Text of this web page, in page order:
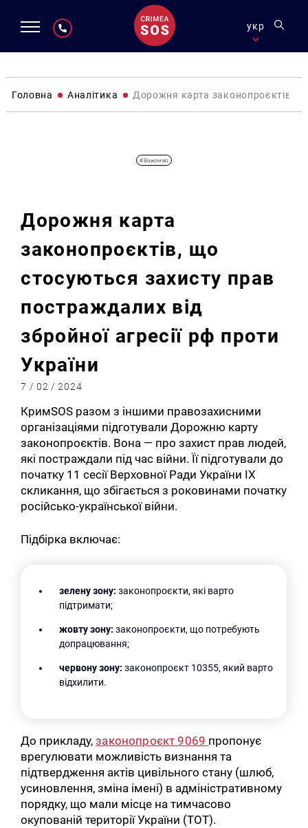
укр
Головна Аналітика Дорожня карта законопроєктів,
#Важливо
Дорожня карта
законопроєктів, що
стосуються захисту прав
постраждалих від
збройної агресії рф проти
України
7 / 02 / 2024
КримSOS разом з іншими правозахисними
організаціями підготували Дорожню карту
законопроєктів. Вона — про захист прав людей,
які постраждали під час війни. Її підготували до
початку 11 сесії Верховної Ради України IX
скликання, що збігається з роковинами початку
російсько-української війни.
Підбірка включає:
зелену зону:законопроєкти, які варто
підтримати;
жовту зону: законопроєкти, що потребують
допрацювання;
червону зону: законопроєкт 10355, який варто
відхилити.
До прикладу,законопроєкт 9069 пропонує
врегулювати можливість визнання та
підтвердження актів цивільного стану (шлюб,
усиновлення, зміна імені) в адміністративному
порядку, що мали місце на тимчасово
окупованій території України (ТОТ).